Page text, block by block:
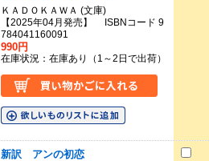
ＫＡＤＯＫＡＷＡ (文庫)
【2025年04月発売】 ISBNコード 9
784041160091
990円
在庫状況：在庫あり（1～2日で出荷）
新訳 アンの初恋